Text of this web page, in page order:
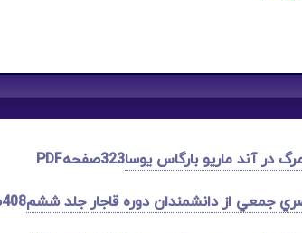
در آند ماریو بارگاس یوسا323صفحهPDF
جمعي از دانشمندان دوره قاجار جلد ششم408صفحهPDF